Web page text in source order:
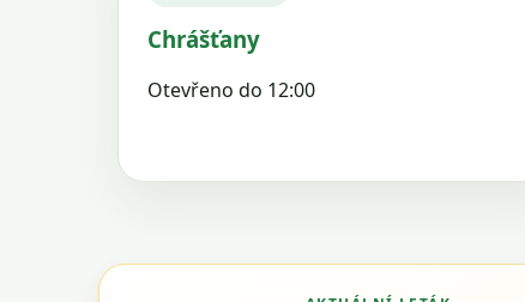
Chrášťany
Otevřeno do 12:00